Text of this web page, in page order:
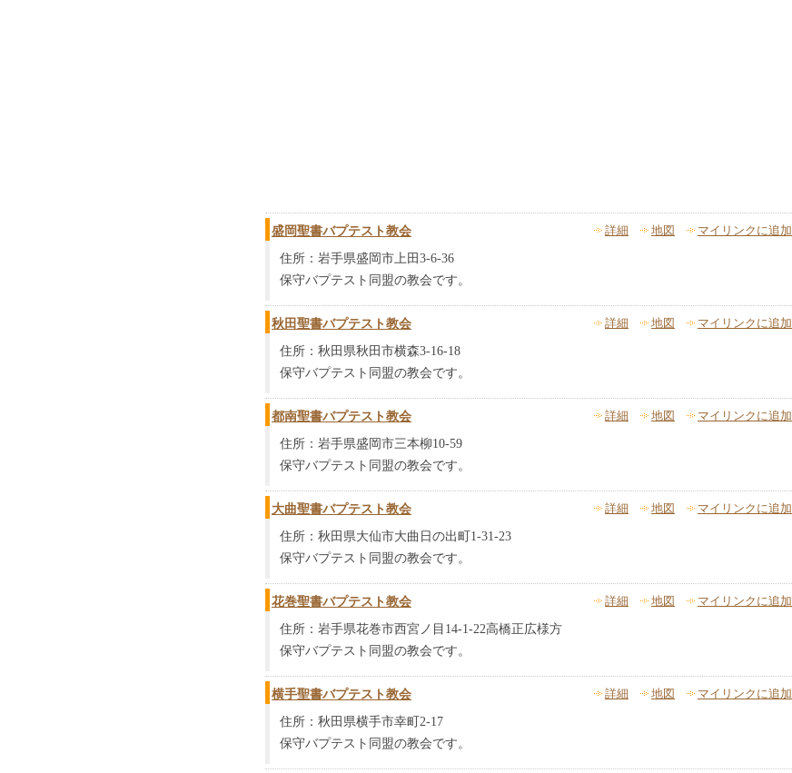
盛岡聖書バプテスト教会 詳細 地図 マイリンクに追加
住所：岩手県盛岡市上田3-6-36
保守バプテスト同盟の教会です。
秋田聖書バプテスト教会 詳細 地図 マイリンクに追加
住所：秋田県秋田市横森3-16-18
保守バプテスト同盟の教会です。
都南聖書バプテスト教会 詳細 地図 マイリンクに追加
住所：岩手県盛岡市三本柳10-59
保守バプテスト同盟の教会です。
大曲聖書バプテスト教会 詳細 地図 マイリンクに追加
住所：秋田県大仙市大曲日の出町1-31-23
保守バプテスト同盟の教会です。
花巻聖書バプテスト教会 詳細 地図 マイリンクに追加
住所：岩手県花巻市西宮ノ目14-1-22高橋正広様方
保守バプテスト同盟の教会です。
横手聖書バプテスト教会 詳細 地図 マイリンクに追加
住所：秋田県横手市幸町2-17
保守バプテスト同盟の教会です。